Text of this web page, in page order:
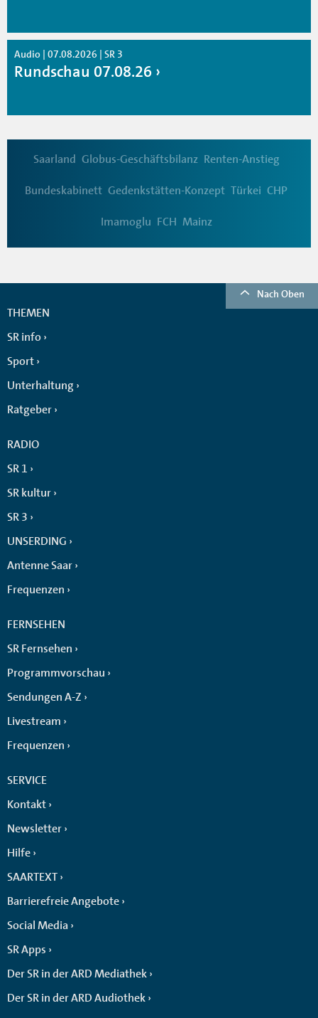
Audio | 07.08.2026 | SR 3
Rundschau 07.08.26
Saarland Globus-Geschäftsbilanz Renten-Anstieg
Bundeskabinett Gedenkstätten-Konzept Türkei CHP
Imamoglu FCH Mainz
Nach Oben
THEMEN
SR info
Sport
Unterhaltung
Ratgeber
RADIO
SR 1
SR kultur
SR 3
UNSERDING
Antenne Saar
Frequenzen
FERNSEHEN
SR Fernsehen
Programmvorschau
Sendungen A-Z
Livestream
Frequenzen
SERVICE
Kontakt
Newsletter
Hilfe
SAARTEXT
Barrierefreie Angebote
Social Media
SR Apps
Der SR in der ARD Mediathek
Der SR in der ARD Audiothek